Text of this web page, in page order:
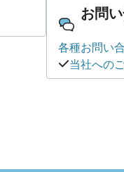
お問
各種お問い
当社への